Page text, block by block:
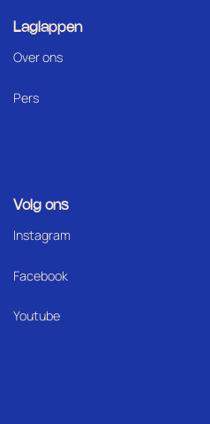
Laglappen
Over ons
Pers
Volg ons
Instagram
Facebook
Youtube